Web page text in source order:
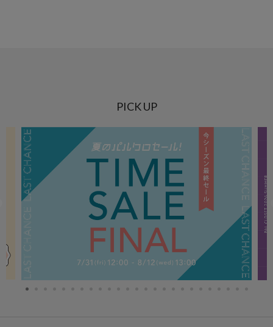
PICK UP